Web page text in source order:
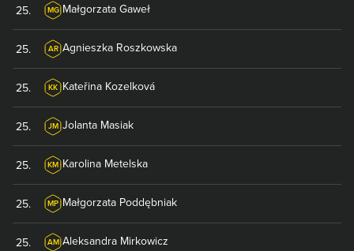
25. MG Małgorzata Gaweł
25. AR Agnieszka Roszkowska
25. KK Kateřina Kozelková
25. JM Jolanta Masiak
25. KM Karolina Metelska
25. MP Małgorzata Poddębniak
25. AM Aleksandra Mirkowicz